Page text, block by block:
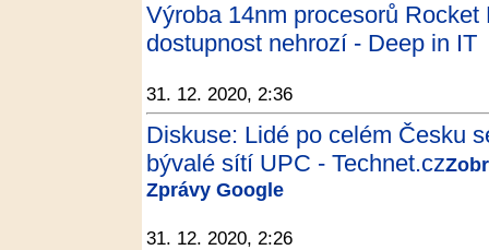
Výroba 14nm procesorů
dostupnost nehrozí - Deep in IT
31. 12. 2020, 2:36
Diskuse: Lidé po celém Česku
bývalé sítí UPC - Technet.cz
Zprávy Google
31. 12. 2020, 2:26